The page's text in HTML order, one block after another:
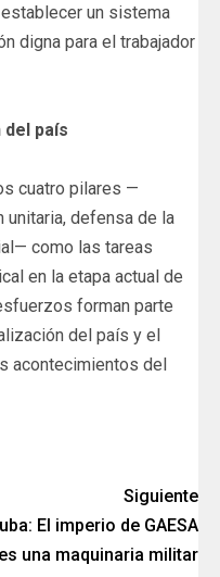
un sistema
digna para el trabajador
país
cuatro pilares —
unitaria, defensa de la
como las tareas
en la etapa actual de
forman parte
del país y el
acontecimientos del
Siguiente
El imperio de GAESA
es una maquinaria militar